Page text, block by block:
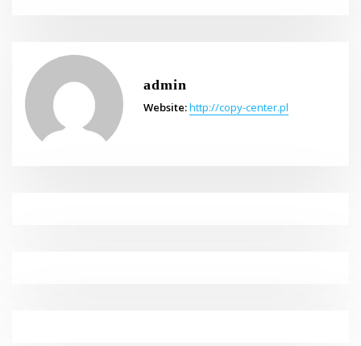
admin
Website:http://copy-center.pl